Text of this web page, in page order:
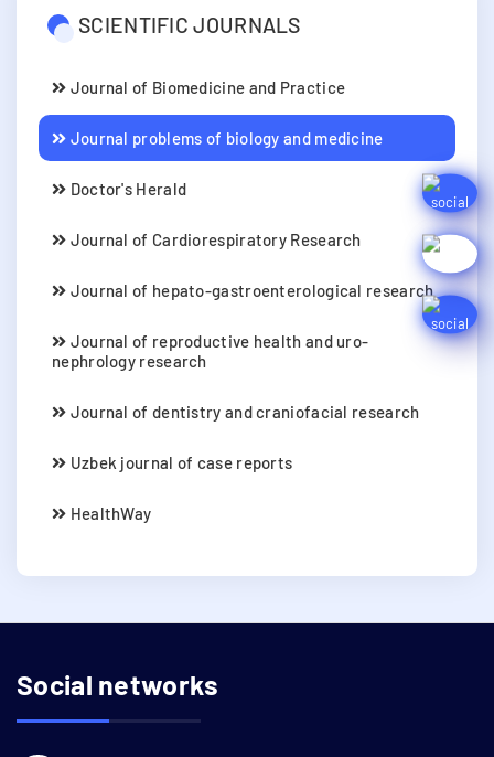
SCIENTIFIC JOURNALS
Journal of Biomedicine and Practice
Journal problems of biology and medicine
Doctor's Herald
Journal of Cardiorespiratory Research
Journal of hepato-gastroenterological research
Journal of reproductive health and uro-
nephrology research
Journal of dentistry and craniofacial research
Uzbek journal of case reports
HealthWay
Social networks